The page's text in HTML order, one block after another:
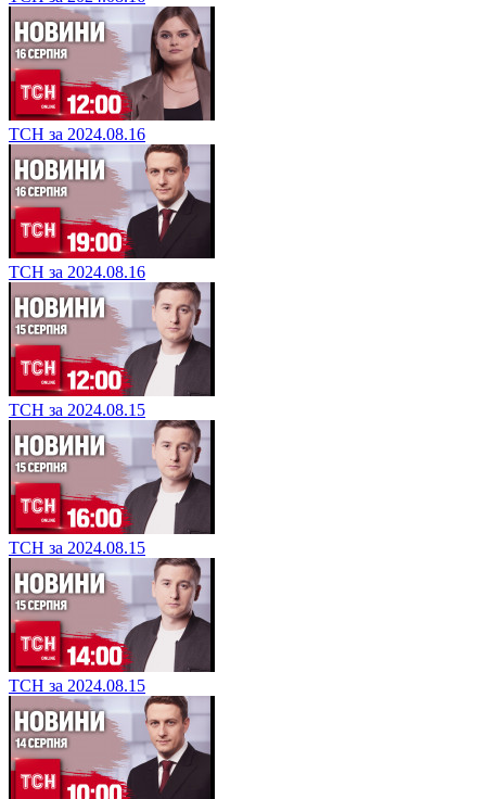
ТСН за 2024.08.16
ТСН за 2024.08.16
ТСН за 2024.08.15
ТСН за 2024.08.15
ТСН за 2024.08.15